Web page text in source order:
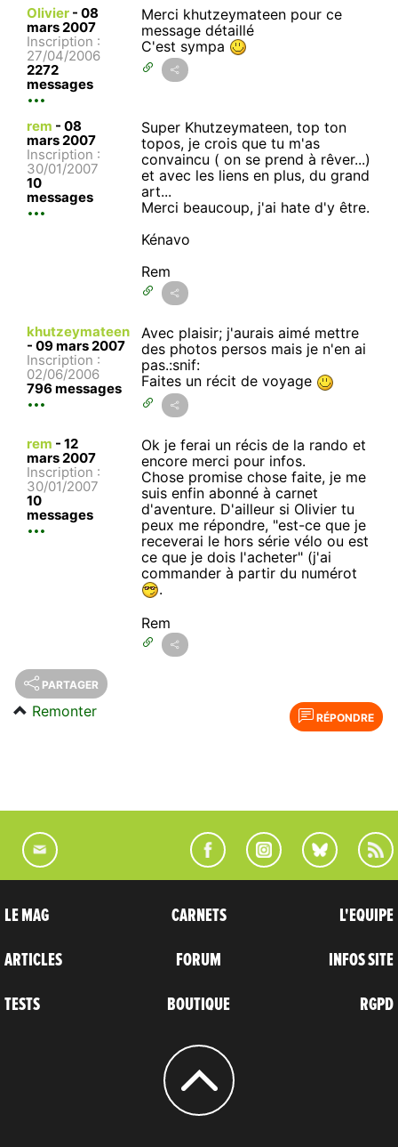
Olivier - 08
mars 2007
Inscription :
27/04/2006
2272
messages
Merci khutzeymateen pour ce
message détaillé
C'est sympa
rem - 08
mars 2007
Inscription :
30/01/2007
10
messages
Super Khutzeymateen, top ton
topos, je crois que tu m'as
convaincu ( on se prend à rêver...)
et avec les liens en plus, du grand
art...
Merci beaucoup, j'ai hate d'y être.
Kénavo
Rem
khutzeymateen
- 09 mars 2007
Inscription :
02/06/2006
796 messages
Avec plaisir; j'aurais aimé mettre
des photos persos mais je n'en ai
pas.:snif:
Faites un récit de voyage
rem - 12
mars 2007
Inscription :
30/01/2007
10
messages
Ok je ferai un récis de la rando et
encore merci pour infos.
Chose promise chose faite, je me
suis enfin abonné à carnet
d'aventure. D'ailleur si Olivier tu
peux me répondre, "est-ce que je
receverai le hors série vélo ou est
ce que je dois l'acheter" (j'ai
commander à partir du numérot
.
Rem
PARTAGER
RÉPONDRE
Remonter
LE MAG
ARTICLES
TESTS
CARNETS
FORUM
BOUTIQUE
L'EQUIPE
INFOS SITE
RGPD